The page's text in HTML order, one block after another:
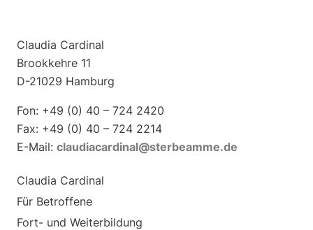
Claudia Cardinal
Brookkehre 11
D-21029 Hamburg
Fon: +49 (0) 40 – 724 2420
Fax: +49 (0) 40 – 724 2214
E-Mail: claudiacardinal@sterbeamme.de
Claudia Cardinal
Für Betroffene
Fort- und Weiterbildung